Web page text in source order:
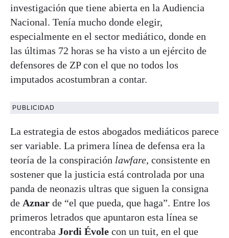
investigación que tiene abierta en la Audiencia
Nacional. Tenía mucho donde elegir,
especialmente en el sector mediático, donde en
las últimas 72 horas se ha visto a un ejército de
defensores de ZP con el que no todos los
imputados acostumbran a contar.
PUBLICIDAD
La estrategia de estos abogados mediáticos parece
ser variable. La primera línea de defensa era la
teoría de la conspiración lawfare, consistente en
sostener que la justicia está controlada por una
panda de neonazis ultras que siguen la consigna
de Aznar de “el que pueda, que haga”. Entre los
primeros letrados que apuntaron esta línea se
encontraba Jordi Évole con un tuit, en el que